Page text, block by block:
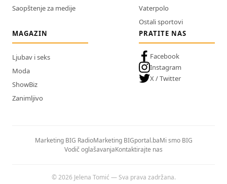
Saopštenje za medije
Vaterpolo
Ostali sportovi
MAGAZIN
Ljubav i seks
Moda
ShowBiz
Zanimljivo
PRATITE NAS
Facebook
Instagram
X / Twitter
Marketing BIG RadioMarketing BIGportal.baMi smo BIG
Vodič oglašavanjaKontaktirajte nas
© 2026 Jelena Tomić — Sva prava zadržana.